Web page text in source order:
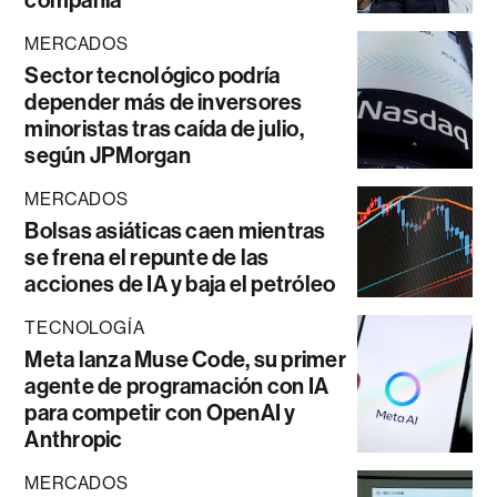
MERCADOS
Sector tecnológico podría
depender más de inversores
minoristas tras caída de julio,
según JPMorgan
MERCADOS
Bolsas asiáticas caen mientras
se frena el repunte de las
acciones de IA y baja el petróleo
TECNOLOGÍA
Meta lanza Muse Code, su primer
agente de programación con IA
para competir con OpenAI y
Anthropic
MERCADOS